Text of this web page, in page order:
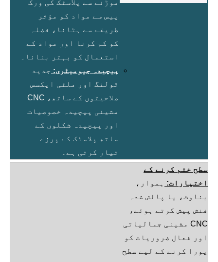
موڑنے سے پلاسٹک کی ورک
پیس سے مواد کو مؤثر
طریقے سے ہٹانا، فضلہ
کو کم کرنا اور مواد کے
استعمال کو بہتر بنانا۔
پیچیدہ جیومیٹری: جدید
ٹولنگ اور ملٹی ایکسس
صلاحیتوں کے ساتھ، CNC
مشینی پیچیدہ خصوصیات
اور پیچیدہ شکلوں کے
ساتھ پلاسٹک کے پرزے
تیار کرتی ہے۔
سطح ختم کرنے کے
اختیارات: ہموار،
بناوٹ، یا پالش شدہ
فنش پیش کرتے ہوئے،
CNC مشینی جمالیاتی
اور فعال ضروریات کو
پورا کرنے کے لیے سطح